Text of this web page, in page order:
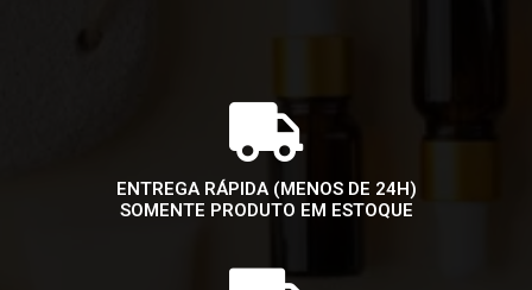
ENTREGA RÁPIDA (MENOS DE 24H)
SOMENTE PRODUTO EM ESTOQUE